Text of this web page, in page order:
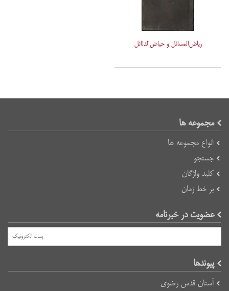
ریاض‌المسائل و حیاض‌الدلائل
مجموعه ها
انواع مجموعه ها
جستجو
کلید واژگان
بر خط زمان
عضویت در خبرنامه
پیوند‌ها
آستان قدس رضوی